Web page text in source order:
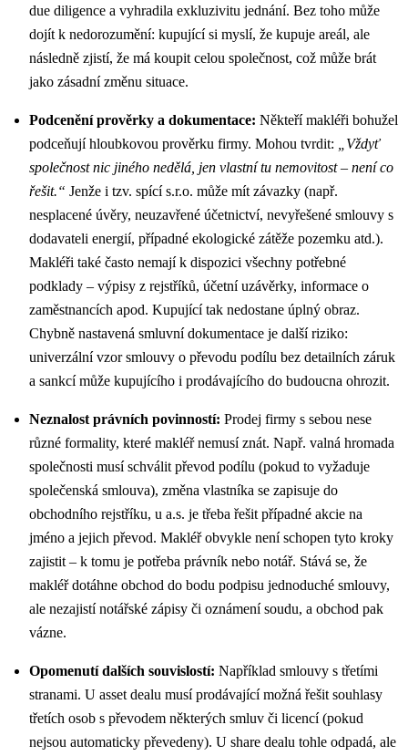
due diligence a vyhradila exkluzivitu jednání. Bez toho může
dojít k nedorozumění: kupující si myslí, že kupuje areál, ale
následně zjistí, že má koupit celou společnost, což může brát
jako zásadní změnu situace.
Podcenění prověrky a dokumentace: Někteří makléři bohužel
podceňují hloubkovou prověrku firmy. Mohou tvrdit:
„Vždyť
společnost nic jiného nedělá, jen vlastní tu nemovitost – není co
řešit.“ Jenže i tzv. spící s.r.o. může mít závazky (např.
nesplacené úvěry, neuzavřené účetnictví, nevyřešené smlouvy s
dodavateli energií, případné ekologické zátěže pozemku atd.).
Makléři také často nemají k dispozici všechny potřebné
podklady – výpisy z rejstříků, účetní uzávěrky, informace o
zaměstnancích apod. Kupující tak nedostane úplný obraz.
Chybně nastavená smluvní dokumentace je další riziko:
univerzální vzor smlouvy o převodu podílu bez detailních záruk
a sankcí může kupujícího i prodávajícího do budoucna ohrozit.
Neznalost právních povinností: Prodej firmy s sebou nese
různé formality, které makléř nemusí znát. Např. valná hromada
společnosti musí schválit převod podílu (pokud to vyžaduje
společenská smlouva), změna vlastníka se zapisuje do
obchodního rejstříku, u a.s. je třeba řešit případné akcie na
jméno a jejich převod. Makléř obvykle není schopen tyto kroky
zajistit – k tomu je potřeba právník nebo notář. Stává se, že
makléř dotáhne obchod do bodu podpisu jednoduché smlouvy,
ale nezajistí notářské zápisy či oznámení soudu, a obchod pak
vázne.
Opomenutí dalších souvislostí: Například smlouvy s třetími
stranami. U asset dealu musí prodávající možná řešit souhlasy
třetích osob s převodem některých smluv či licencí (pokud
nejsou automaticky převedeny)​. U share dealu tohle odpadá, ale